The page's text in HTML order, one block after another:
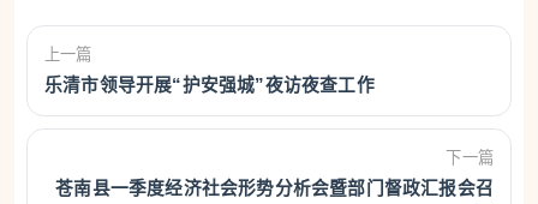
上一篇
乐清市领导开展“护安强城”夜访夜查工作
下一篇
苍南县一季度经济社会形势分析会暨部门督政汇报会召